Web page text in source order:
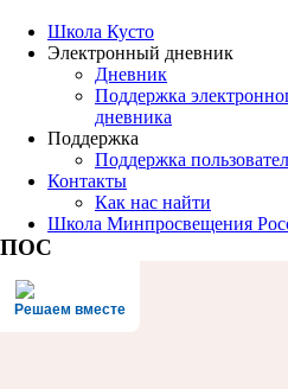
Школа Кусто
Электронный дневник
Дневник
Поддержка
дневника
Поддержка
Поддержка
Контакты
Как нас найти
Школа Минпросвещения
ПОС
Решаем вместе